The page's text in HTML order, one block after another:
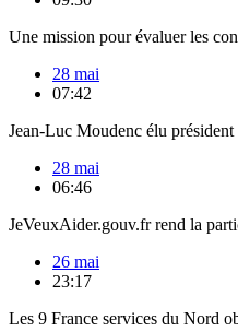
Une mission pour évaluer les
28 mai
07:42
Jean-Luc Moudenc élu président
28 mai
06:46
JeVeuxAider.gouv.fr rend la
26 mai
23:17
Les 9 France services du Nord